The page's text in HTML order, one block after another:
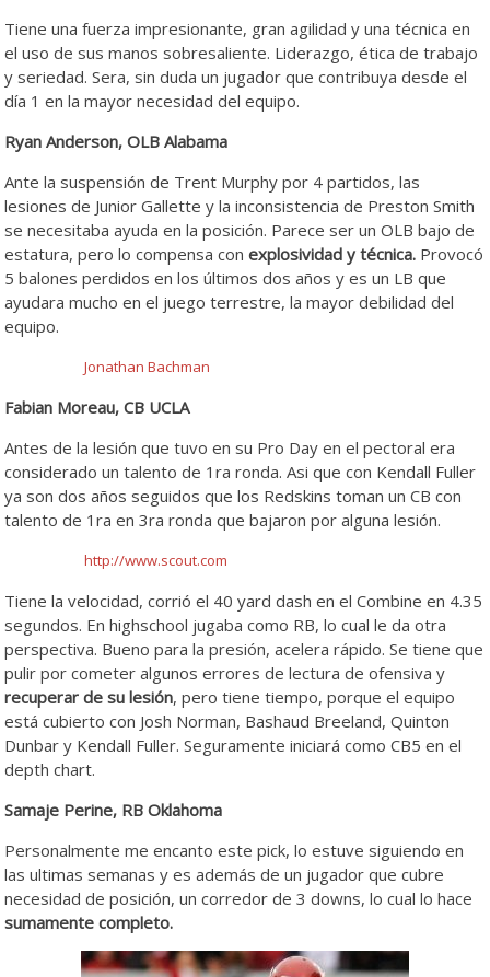
Tiene una fuerza impresionante, gran agilidad y una técnica en
el uso de sus manos sobresaliente. Liderazgo, ética de trabajo
y seriedad. Sera, sin duda un jugador que contribuya desde el
día 1 en la mayor necesidad del equipo.
Ryan Anderson, OLB Alabama
Ante la suspensión de Trent Murphy por 4 partidos, las
lesiones de Junior Gallette y la inconsistencia de Preston Smith
se necesitaba ayuda en la posición. Parece ser un OLB bajo de
estatura, pero lo compensa conexplosividad y técnica. Provocó
5 balones perdidos en los últimos dos años y es un LB que
ayudara mucho en el juego terrestre, la mayor debilidad del
equipo.
Jonathan Bachman
Fabian Moreau, CB UCLA
Antes de la lesión que tuvo en su Pro Day en el pectoral era
considerado un talento de 1ra ronda. Asi que con Kendall Fuller
ya son dos años seguidos que los Redskins toman un CB con
talento de 1ra en 3ra ronda que bajaron por alguna lesión.
http://www.scout.com
Tiene la velocidad, corrió el 40 yard dash en el Combine en 4.35
segundos. En highschool jugaba como RB, lo cual le da otra
perspectiva. Bueno para la presión, acelera rápido. Se tiene que
pulir por cometer algunos errores de lectura de ofensiva y
recuperar de su lesión, pero tiene tiempo, porque el equipo
está cubierto con Josh Norman, Bashaud Breeland, Quinton
Dunbar y Kendall Fuller. Seguramente iniciará como CB5 en el
depth chart.
Samaje Perine, RB Oklahoma
Personalmente me encanto este pick, lo estuve siguiendo en
las ultimas semanas y es además de un jugador que cubre
necesidad de posición, un corredor de 3 downs, lo cual lo hace
sumamente completo.